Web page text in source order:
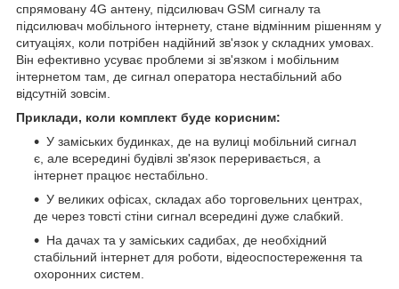
спрямовану 4G антену, підсилювач GSM сигналу та
підсилювач мобільного інтернету, стане відмінним рішенням у
ситуаціях, коли потрібен надійний зв'язок у складних умовах.
Він ефективно усуває проблеми зі зв'язком і мобільним
інтернетом там, де сигнал оператора нестабільний або
відсутній зовсім.
Приклади, коли комплект буде корисним:
У заміських будинках, де на вулиці мобільний сигнал
є, але всередині будівлі зв'язок переривається, а
інтернет працює нестабільно.
У великих офісах, складах або торговельних центрах,
де через товсті стіни сигнал всередині дуже слабкий.
На дачах та у заміських садибах, де необхідний
стабільний інтернет для роботи, відеоспостереження та
охоронних систем.